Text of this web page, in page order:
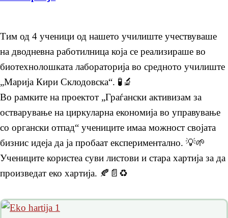
Тим од 4 ученици од нашето училиште учествуваше
на дводневна работилница која се реализираше во
биотехнолошката лабораторија во средното училиште
„Марија Кири Склодовска“. 🧪🔬
Во рамките на проектот „Граѓански активизам за
остварување на циркуларна економија во управување
со органски отпад“ учениците имаа можност својата
бизнис идеја да ја пробаат експериментално. 💡🌱
Учениците користеа суви листови и стара хартија за да
произведат еко хартија. 🍂📄♻️